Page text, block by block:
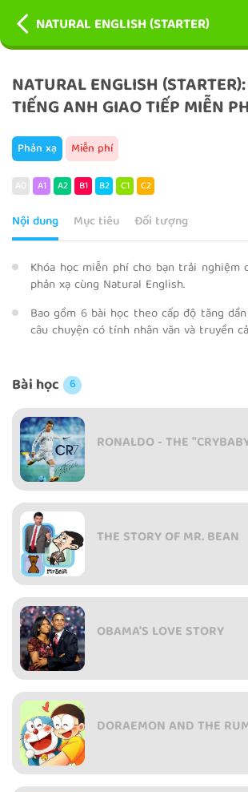
NATURAL ENGLISH (STARTER)
NATURAL ENGLISH
TIẾNG ANH GIAO TIẾP MIỄN
Phản xạ Miễn phí
A0 A1 A2 B1 B2 C1 C2
Nội dung Mục tiêu Đối tượng
Khóa học miễn phí cho bạn trải nghiệm
phản xạ cùng Natural English.
Bao gồm 6 bài học theo cấp độ tăng
câu chuyện có tính nhân văn và truyền
Bài học 6
RONALDO - THE
THE STORY OF MR. BEAN
OBAMA'S LOVE STORY
DORAEMON AND THE